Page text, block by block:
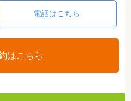
電話はこちら
はこちら